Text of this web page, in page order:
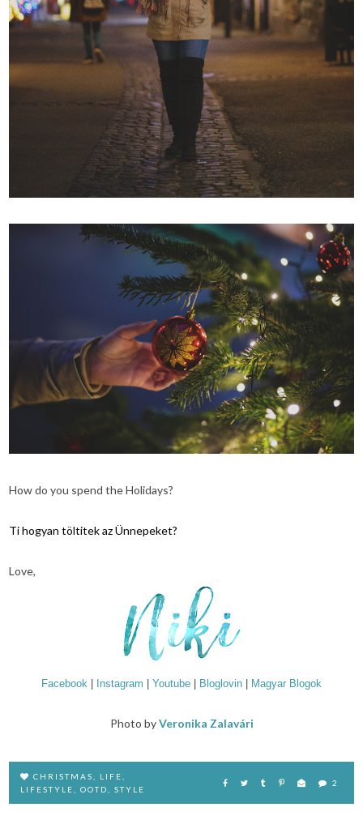
How do you spend the Holidays?
Ti hogyan töltitek az Ünnepeket?
Love,
Facebook | Instagram | Youtube | Bloglovin | Magyar Blogok
Photo by Veronika Zalavári
CHRISTMAS LIFE
LIFESTYLE
,OOTD ,STYLE
2